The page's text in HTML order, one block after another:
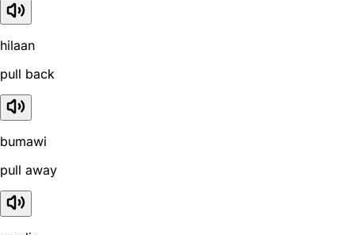
hilaan
pull back
bumawi
pull away